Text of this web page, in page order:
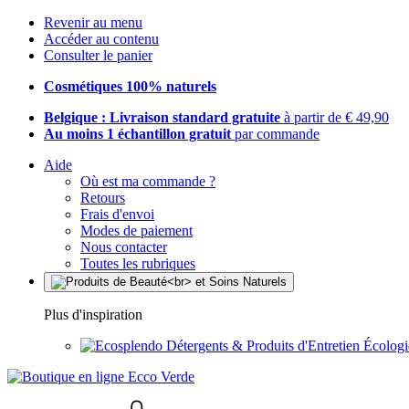
Revenir au menu
Accéder au contenu
Consulter le panier
Cosmétiques 100% naturels
Belgique : Livraison standard gratuite à partir de € 49,90
Au moins 1 échantillon gratuit par commande
Aide
Où est ma commande ?
Retours
Frais d'envoi
Modes de paiement
Nous contacter
Toutes les rubriques
Plus d'inspiration
Détergents & Produits d'Entretien